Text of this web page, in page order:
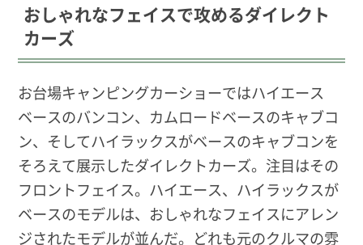
おしゃれなフェイスで攻めるダイレクト
カーズ
お台場キャンピングカーショーではハイエース
ベースのバンコン、カムロードベースのキャブコ
ン、そしてハイラックスがベースのキャブコンを
そろえて展示したダイレクトカーズ。注目はその
フロントフェイス。ハイエース、ハイラックスが
ベースのモデルは、おしゃれなフェイスにアレン
ジされたモデルが並んだ。どれも元のクルマの雰